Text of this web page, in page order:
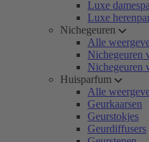
Luxe
Luxe
Nichegeuren
Alle
Nichegeuren
Nichegeuren
Huisparfum
Alle
Geurkaarsen
Geurstokjes
Geurdiffusers